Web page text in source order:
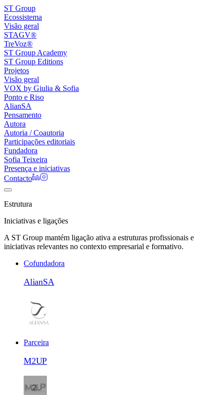
ST Group
Ecossistema
Visão geral
STAGV®
TreVoz®
ST Group Academy
ST Group Editions
Projetos
Visão geral
VOX by Giulia & Sofia
Ponto e Riso
AlianSA
Pensamento
Autora
Autoria / Coautoria
Participações editoriais
Fundadora
Sofia Teixeira
Presença e iniciativas
Contacto
Estrutura
Iniciativas e ligações
A ST Group mantém ligação ativa a estruturas profissionais e
iniciativas relevantes no contexto empresarial e formativo.
Cofundadora
AlianSA
Parceira
M2UP